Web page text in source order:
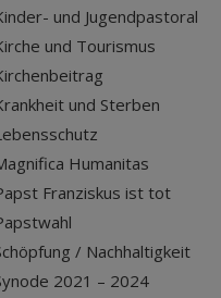
und Jugendpastoral
und Tourismus
und Sterben
Humanitas
Franziskus ist tot
/ Nachhaltigkeit
2021 – 2024